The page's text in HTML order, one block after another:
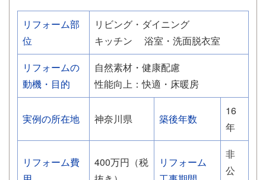
リフォーム部
位
リビング・ダイニング
キッチン
浴室・洗面脱衣室
リフォームの
動機・目的
自然素材・健康配慮
性能向上：快適・床暖房
実例の所在地 神奈川県 築後年数
16
年
リフォーム費
400万円（税
リフォーム
非
公